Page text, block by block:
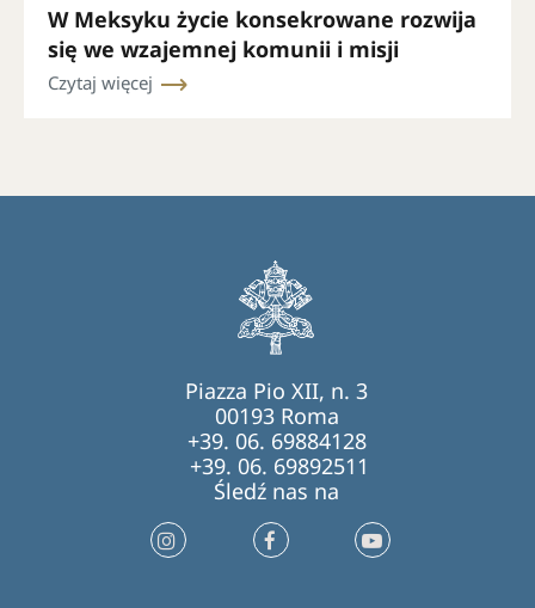
W Meksyku życie konsekrowane rozwija
się we wzajemnej komunii i misji
Czytaj więcej
Piazza Pio XII, n. 3
00193 Roma
+39. 06. 69884128
+39. 06. 69892511
Śledź nas na